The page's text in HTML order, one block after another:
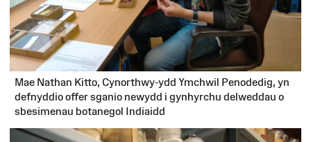
Mae Nathan Kitto, Cynorthwy-ydd Ymchwil Penodedig, yn
defnyddio offer sganio newydd i gynhyrchu delweddau o
sbesimenau botanegol Indiaidd